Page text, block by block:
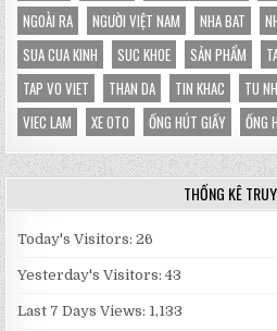
NGOÀI RA
NGƯỜI VIỆT NAM NHA BAT
SUA CUA KINH
SUC KHOE SẢN PHẨM
TAP VO VIET
THAN DA TIN KHAC TU
VIEC LAM
XE OTO ỐNG HÚT GIẤY ỐNG
THỐNG KÊ
Today's Visitors:26
Yesterday's Visitors:43
Last 7 Days Views: 1,133